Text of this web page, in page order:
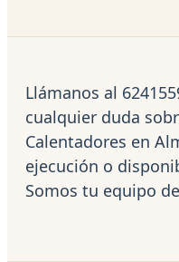
Llámanos al
cualquier duda
Calentadores en
ejecución o
Somos tu equipo